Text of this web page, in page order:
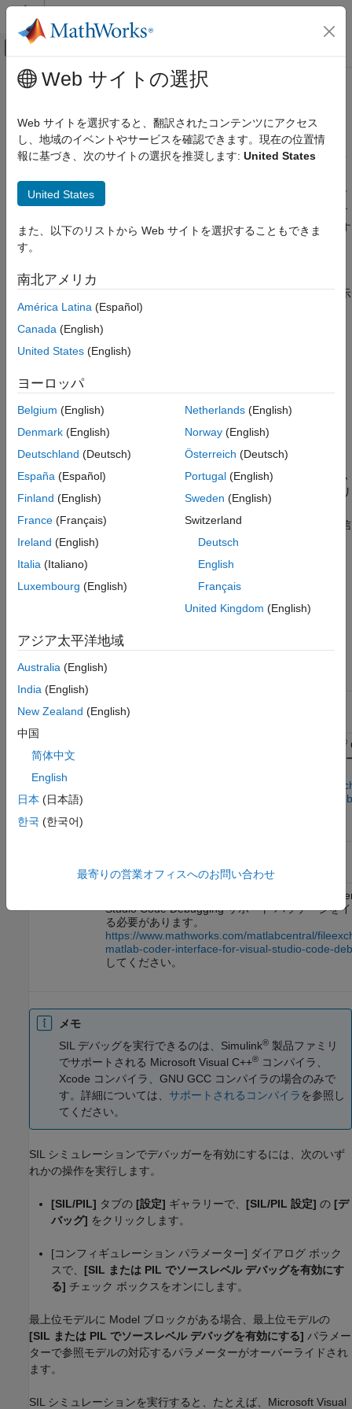
コンテンツへスキップ
オフキャンバス ナビゲーション メ
ドキュメンテーションのホーム
Embedded Coder
検証、テスト、および認定
Embedded Coder
検証、テスト、および認定
プロセッサインザループ シミュレーション
SIL または PIL のシミュレーション中におけ
る生成コードのデバッグ
項目一覧
SIL のデバッグ
PIL のデバッグ
メインコンテンツ
SIL または PIL のシミュレーション
中における生成コードのデバッグ
ソフトウェアインザループ (SIL) またはプロセッサインザループ
生成コードの出力に差異がある場合は、デバッガーを有効にして
シミュレーションを再実行できます。ブレークポイントを挿入す
ると、コード セクションの動作を観察でき、問題の原因を理解す
SIL または PIL のシミュレーションのエラーについて、標準出力
および標準エラー ストリームからの情報を診断ビューアーで表示
することもできます。以下に例を示します。
stderr
一部の低水準システム メッセージ。
SIL シミュレーション中に、ターゲット アプリケーションは
stdoutストリームと
ストリームをリダイレクトします。
アプリケーションが終了すると、リダイレクトされたストリーム
からの情報が診断ビューアーに表示されます。ターゲット アプリ
ケーションは、POSIX
SIGSEVを取得する基本的な信号ハンドラーも提供します。この信
号ハンドラー用に、ターゲット アプリケーションはファイル
signal.h をインクルードします。
SIL のデバッグ
次の表に、デバッガーのサポートに関する情報を示します。
オペレー
ティング
®
Debugging サポ
https://www.mathworks.com/matlabcentral/
matlab-coder-interface-for-visual-studio-code-
Studio CodeDebugging サポート パッケージを
る必要があります。
https://www.mathworks.com/matlabcentral/
matlab-coder-interface-for-visual-studio-code-
してください。
メモ
SIL デバッグを実行できるのは、Simulink® 製品ファミリ
でサポートされる Microsoft Visual C++® コンパイラ、
Xcode コンパイラ、GNU GCC コンパイラの場合のみで
す。詳細については、 サポートされるコンパイラ を参照し
てください。
SIL シミュレーションでデバッガーを有効にするには、次のいず
れかの操作を実行します。
[SIL/PIL] タブの [設定] ギャラリーで、 [SIL/PIL 設定] の [デ
バッグ] をクリックします。
[コンフィギュレーション パラメーター] ダイアログ ボック
スで、 [SIL または PIL でソースレベル デバッグを有効にす
る] チェック ボックスをオンにします。
最上位モデルに Model ブロックがある場合、最上位モデルの
[SIL または PIL でソースレベル デバッグを有効にする] パラメー
ターで参照モデルの対応するパラメーターがオーバーライドされ
ます。
SIL シミュレーションを実行すると、たとえば、 Microsoft Visual
Web サイトの選択
Web サイトを選択すると、翻訳されたコンテンツにアクセス
し、地域のイベントやサービスを確認できます。現在の位置情
報に基づき、次のサイトの選択を推奨します: United States
United States
また、以下のリストから Web サイトを選択することもできま
す。
南北アメリカ
América Latina (Español)
Canada (English)
United States (English)
ヨーロッパ
Belgium (English)
Denmark (English)
Deutschland (Deutsch)
España (Español)
Finland (English)
France (Français)
Ireland (English)
Italia (Italiano)
Luxembourg (English)
Netherlands(English)
Norway(English)
Österreich (Deutsch)
Portugal(English)
Sweden (English)
Switzerland
Deutsch
English
Français
United Kingdom (English)
アジア太平洋地域
Australia (English)
India (English)
New Zealand (English)
中国
简体中文
English
日本 (日本語)
한국 (한국어)
最寄りの営業オフィスへのお問い合わせ